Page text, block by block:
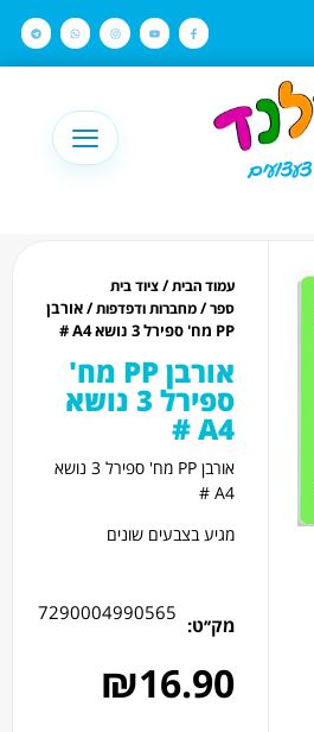
עמוד הבית/ציוד בית
ספר/מחברות ודפדפות/ אורבן
PP מח' ספירל 3 נושא A4 #
אורבן PP מח'
ספירל 3 נושא
A4 #
אורבן PP מח' ספירל 3 נושא
A4 #
מגיע בצבעים שונים
מק׳׳ט:
7290004990565
₪16.90